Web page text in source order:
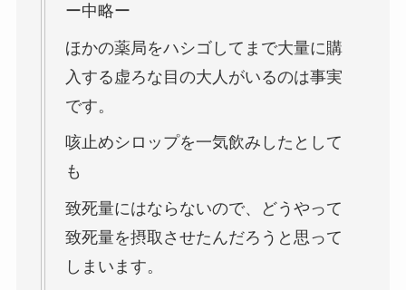
ー中略ー
ほかの薬局をハシゴしてまで大量に購
入する虚ろな目の大人がいるのは事実
です。
咳止めシロップを一気飲みしたとして
も
致死量にはならないので、どうやって
致死量を摂取させたんだろうと思って
しまいます。